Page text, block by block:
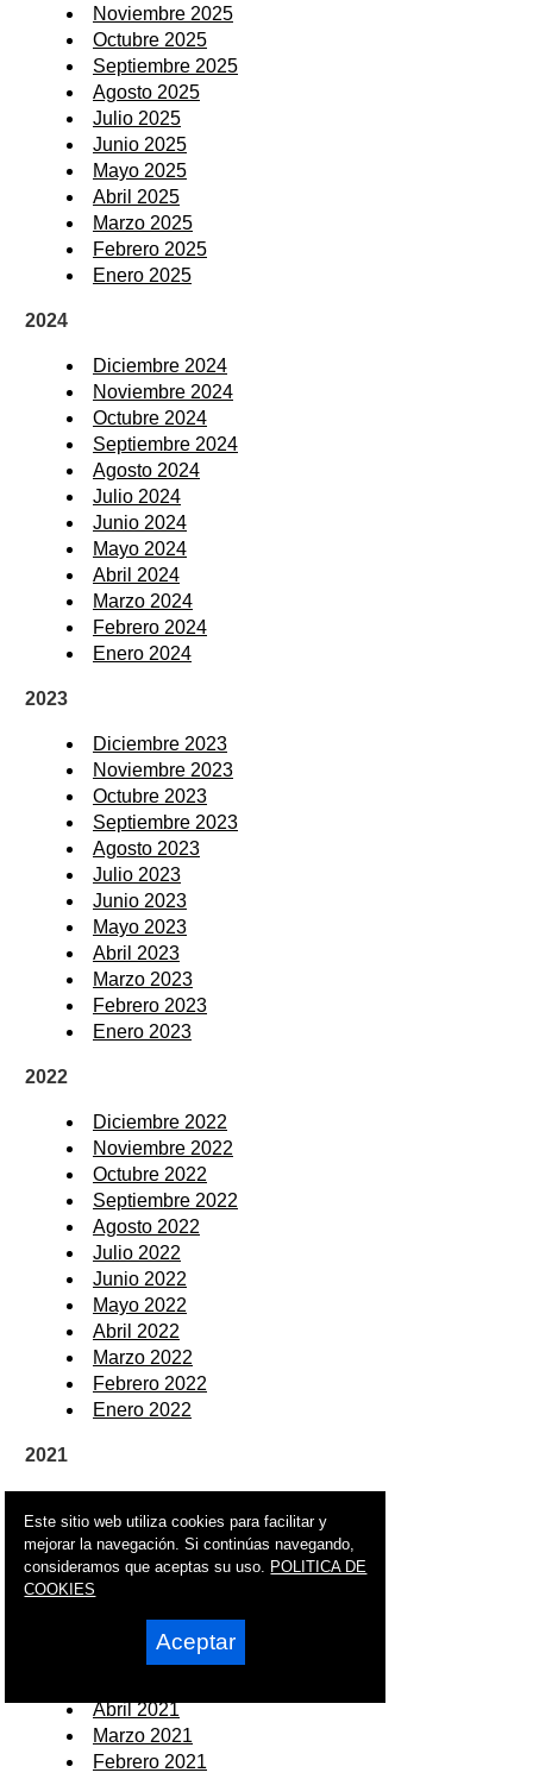
Noviembre 2025
Octubre 2025
Septiembre 2025
Agosto 2025
Julio 2025
Junio 2025
Mayo 2025
Abril 2025
Marzo 2025
Febrero 2025
Enero 2025
2024
Diciembre 2024
Noviembre 2024
Octubre 2024
Septiembre 2024
Agosto 2024
Julio 2024
Junio 2024
Mayo 2024
Abril 2024
Marzo 2024
Febrero 2024
Enero 2024
2023
Diciembre 2023
Noviembre 2023
Octubre 2023
Septiembre 2023
Agosto 2023
Julio 2023
Junio 2023
Mayo 2023
Abril 2023
Marzo 2023
Febrero 2023
Enero 2023
2022
Diciembre 2022
Noviembre 2022
Octubre 2022
Septiembre 2022
Agosto 2022
Julio 2022
Junio 2022
Mayo 2022
Abril 2022
Marzo 2022
Febrero 2022
Enero 2022
2021
Noviembre 2021
Octubre 2021
Septiembre 2021
Julio 2021
Abril 2021
Marzo 2021
Febrero 2021
Este sitio web utiliza cookies para facilitar y
mejorar la navegación. Si continúas navegando,
consideramos que aceptas su uso. POLITICA DE
COOKIES
Aceptar